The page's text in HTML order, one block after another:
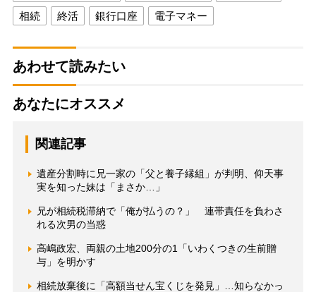
相続
終活 銀行口座 電子マネー
あわせて読みたい
あなたにオススメ
関連記事
遺産分割時に兄一家の「父と養子縁組」が判明、仰天事
実を知った妹は「まさか…」
兄が相続税滞納で「俺が払うの？」 連帯責任を負わさ
れる次男の当惑
高嶋政宏、両親の土地200分の1「いわくつきの生前贈
与」を明かす
相続放棄後に「高額当せん宝くじを発見」…知らなかっ